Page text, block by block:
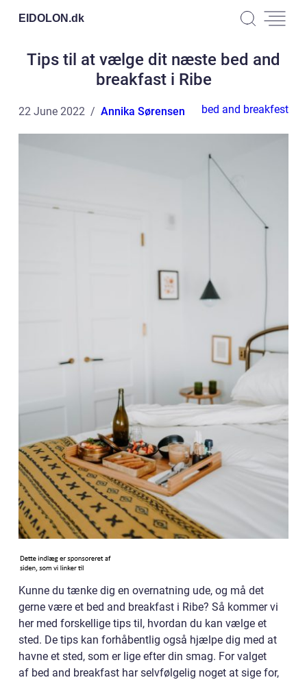
EIDOLON.dk
Tips til at vælge dit næste bed and
breakfast i Ribe
22 June 2022 Annika Sørensen bed and breakfest
Kunne du tænke dig en overnatning ude, og må det
gerne være et bed and breakfast i Ribe? Så kommer vi
her med forskellige tips til, hvordan du kan vælge et
sted. De tips kan forhåbentlig også hjælpe dig med at
havne et sted, som er lige efter din smag. For valget
af bed and breakfast har selvfølgelig noget at sige for,